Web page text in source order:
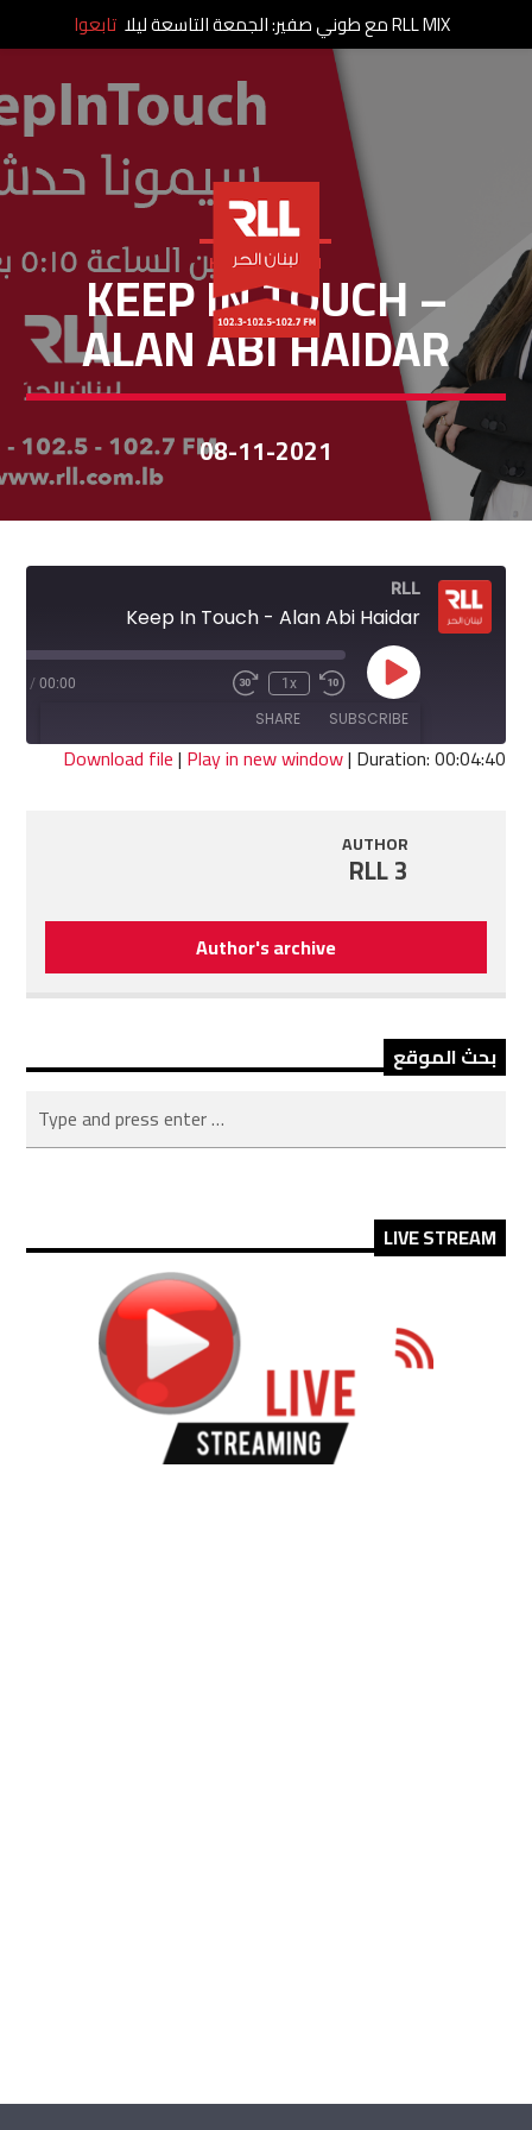
KEEP IN TOUCH
KEEP IN TOUCH –
ALAN ABI HAIDAR
08-11-2021
RLL
Keep In Touch - Alan Abi Haidar
Play
Episode
Rewind
10
Seconds
1x
Fast
seconds
00:00
/
SUBSCRIBE
SHARE
Download file| Play in new window| Duration: 00:04:40
AUTHOR
RLL 3
Author's archive
بحث الموقع
LIVE STREAM
RLL MIX مع طوني صفير: الجمعة التاسعة ليلا تابعوا